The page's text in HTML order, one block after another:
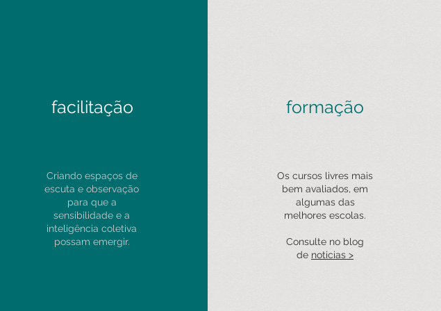
facilitação
Criando espaços de
escuta e observação
para que a
sensibilidade e a
inteligência coletiva
possam emergir.
formação
Os cursos livres mais
bem avaliados, em
algumas das
melhores escolas.
Consulte no blog
de noticias >